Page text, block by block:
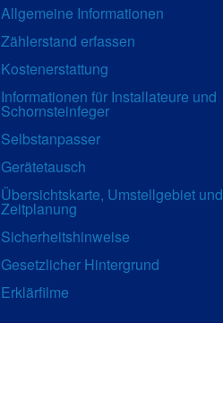
Allgemeine Informationen
Zählerstand erfassen
Kostenerstattung
Informationen für Installateure und
Schornsteinfeger
Selbstanpasser
Gerätetausch
Übersichtskarte, Umstellgebiet und
Zeitplanung
Sicherheitshinweise
Gesetzlicher Hintergrund
Erklärfilme